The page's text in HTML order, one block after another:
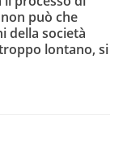
può che
della società
lontano, si